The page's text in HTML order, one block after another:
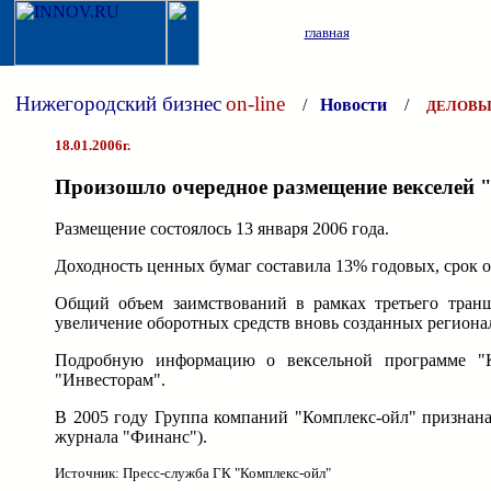
главная
Нижегородский бизнесon-line / Новости /
18.01.2006г.
Произошло очередное размещение
Размещение состоялось 13 января 2006 года.
Доходность ценных бумаг составила 13% годовых, срок
Общий объем заимствований в рамках третьего
увеличение оборотных средств вновь созданных
Подробную информацию о вексельной программе
"Инвесторам".
В 2005 году Группа компаний "Комплекс-ойл"
журнала "Финанс").
Источник: Пресс-служба ГК "Комплекс-ойл"